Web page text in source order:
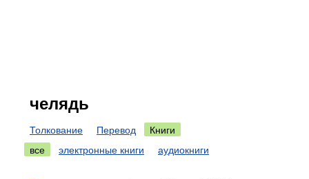
челядь
Толкование Перевод
Книги
все
электронные книги аудиокниги